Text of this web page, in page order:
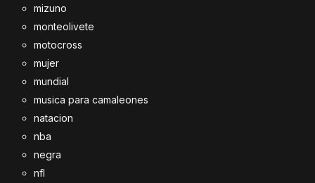
mizuno
monteolivete
motocross
mujer
mundial
musica para camaleones
natacion
nba
negra
nfl